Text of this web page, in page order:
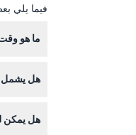
فيما يلي
ما هو
يرجى
هل يشمل
هل يمكن